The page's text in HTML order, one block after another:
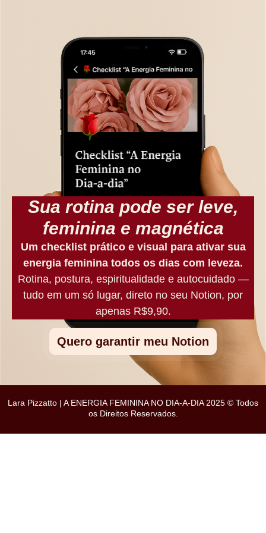
Sua rotina pode ser leve,
feminina e magnética
Um checklist prático e visual para ativar sua
energia feminina todos os dias com leveza.
Rotina, postura, espiritualidade e autocuidado —
tudo em um só lugar, direto no seu Notion, por
apenas R$9,90.
Quero garantir meu Notion
Lara Pizzatto | A ENERGIA FEMININA NO DIA-A-DIA 2025 © Todos
os Direitos Reservados.